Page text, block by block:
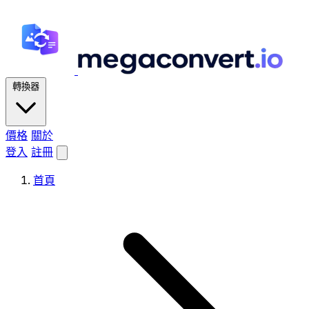
轉換器
價格 關於
登入 註冊
首頁